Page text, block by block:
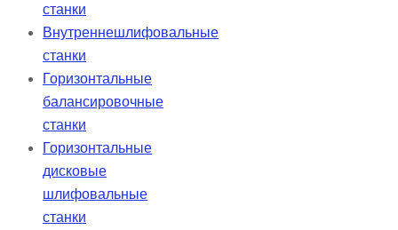
станки
Внутреннешлифовальные
станки
Горизонтальные
балансировочные
станки
Горизонтальные
дисковые
шлифовальные
станки